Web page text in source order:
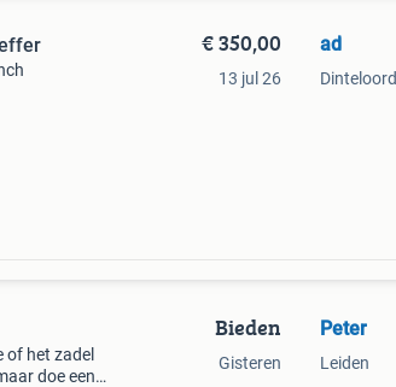
€ 350,00
13 jul 26
ad
Dinteloord
of het zadel
doe een
Bieden
Gisteren
Peter
Leiden